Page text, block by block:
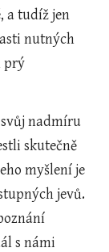
a tudíž jen
nutných
prý
svůj nadmíru
skutečně
myšlení je
jevů.
s námi